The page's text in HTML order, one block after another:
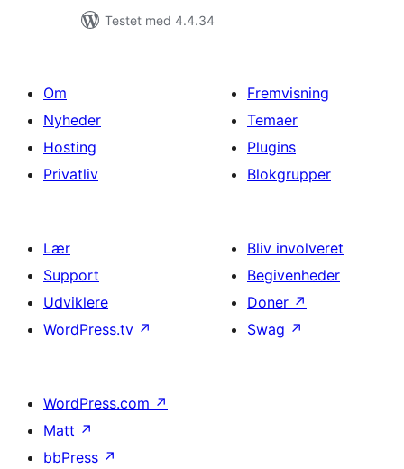
Testet med 4.4.34
Om
Nyheder
Hosting
Privatliv
Fremvisning
Temaer
Plugins
Blokgrupper
Lær
Support
Udviklere
WordPress.tv ↗
Bliv involveret
Begivenheder
Doner ↗
Swag ↗
WordPress.com ↗
Matt ↗
bbPress ↗